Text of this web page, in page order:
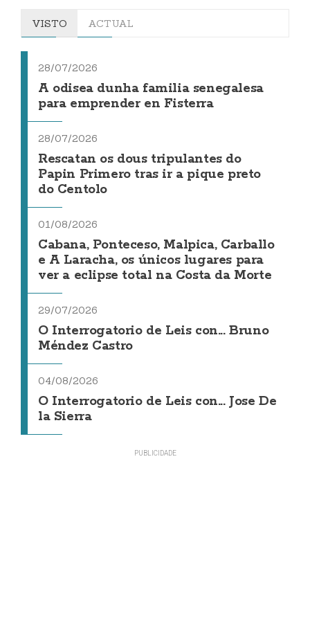
VISTO ACTUAL
28/07/2026
A odisea dunha familia senegalesa
para emprender en Fisterra
28/07/2026
Rescatan os dous tripulantes do
Papin Primero tras ir a pique preto
do Centolo
01/08/2026
Cabana, Ponteceso, Malpica, Carballo
e A Laracha, os únicos lugares para
ver a eclipse total na Costa da Morte
29/07/2026
O Interrogatorio de Leis con... Bruno
Méndez Castro
04/08/2026
O Interrogatorio de Leis con... Jose De
la Sierra